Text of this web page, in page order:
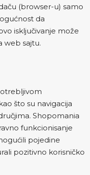
(browser-u) samo
da
isključivanje može
web sajtu.
što su navigacija
Shopomania
funkcionisanje
pojedine
pozitivno korisničko